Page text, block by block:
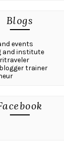
Blogs
events
and institute
trainer